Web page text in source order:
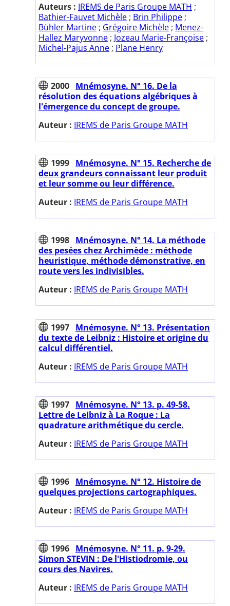
Auteurs : IREMS de Paris Groupe MATH ;
Bathier-Fauvet Michèle ; Brin Philippe ;
Bühler Martine ; Grégoire Michèle ; Menez-
Hallez Maryvonne ; Jozeau Marie-Françoise ;
Michel-Pajus Anne ; Plane Henry
2000 Mnémosyne. N° 16. De la
résolution des équations algébriques à
l'émergence du concept de groupe.
Auteur : IREMS de Paris Groupe MATH
1999 Mnémosyne. N° 15. Recherche de
deux grandeurs connaissant leur produit
et leur somme ou leur différence.
Auteur : IREMS de Paris Groupe MATH
1998 Mnémosyne. N° 14. La méthode
des pesées chez Archimède : méthode
heuristique, méthode démonstrative, en
route vers les indivisibles.
Auteur : IREMS de Paris Groupe MATH
1997 Mnémosyne. N° 13. Présentation
du texte de Leibniz : Histoire et origine du
calcul différentiel.
Auteur : IREMS de Paris Groupe MATH
1997 Mnémosyne. N° 13. p. 49-58.
Lettre de Leibniz à La Roque : La
quadrature arithmétique du cercle.
Auteur : IREMS de Paris Groupe MATH
1996 Mnémosyne. N° 12. Histoire de
quelques projections cartographiques.
Auteur : IREMS de Paris Groupe MATH
1996 Mnémosyne. N° 11. p. 9-29.
Simon STEVIN : De l'Histiodromie, ou
cours des Navires.
Auteur : IREMS de Paris Groupe MATH